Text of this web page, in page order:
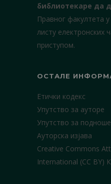
библиотекаре да
Правног факултета
листу електронских
приступом.
ОСТАЛЕ
Етички кодекс
Упутство за ауторе
Упутство за
Ауторска изјава
Creative Commons
International (CC BY)